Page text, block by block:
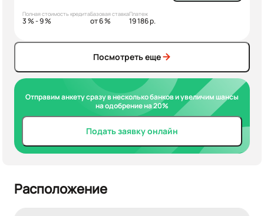
Полная стоимость кредита
3 % - 9 %
Базовая ставка
от 6 %
Платеж
19 186 р.
Посмотреть еще
Отправим анкету сразу в несколько банков и увеличим шансы
на одобрение на 20%
Подать заявку онлайн
Расположение